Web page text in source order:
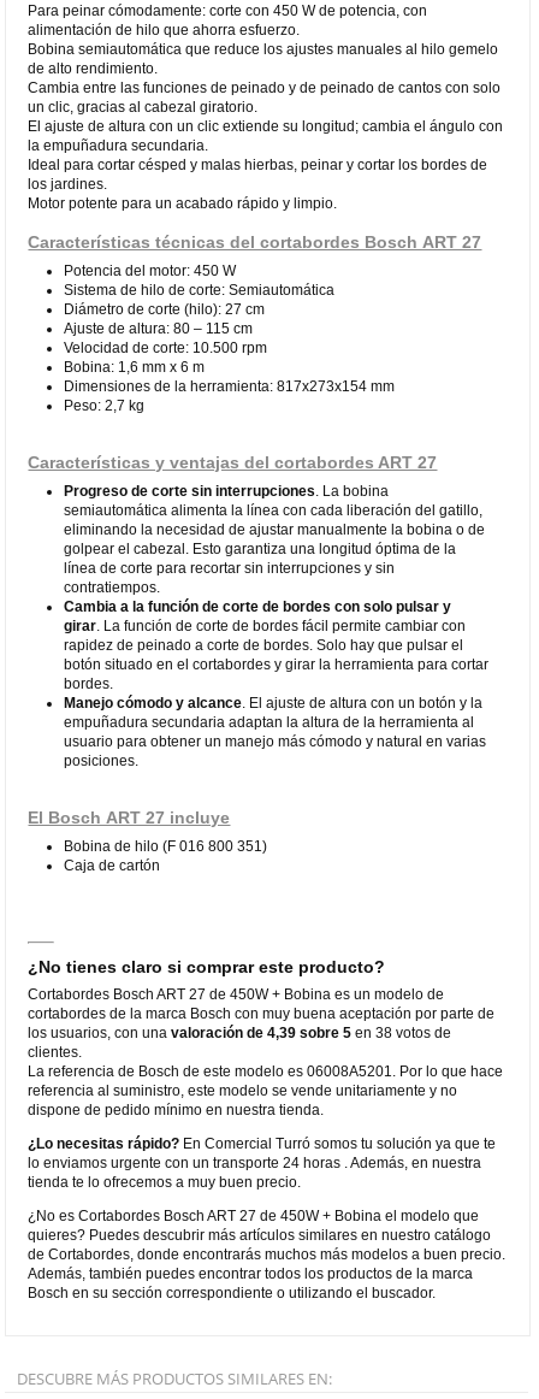
Para peinar cómodamente: corte con 450 W de potencia, con
alimentación de hilo que ahorra esfuerzo.
Bobina semiautomática que reduce los ajustes manuales al hilo gemelo
de alto rendimiento.
Cambia entre las funciones de peinado y de peinado de cantos con solo
un clic, gracias al cabezal giratorio.
El ajuste de altura con un clic extiende su longitud; cambia el ángulo con
la empuñadura secundaria.
Ideal para cortar césped y malas hierbas, peinar y cortar los bordes de
los jardines.
Motor potente para un acabado rápido y limpio.
Características técnicas del cortabordes Bosch ART 27
Potencia del motor: 450 W
Sistema de hilo de corte: Semiautomática
Diámetro de corte (hilo): 27 cm
Ajuste de altura: 80 – 115 cm
Velocidad de corte: 10.500 rpm
Bobina: 1,6 mm x 6 m
Dimensiones de la herramienta: 817x273x154 mm
Peso: 2,7 kg
Características y ventajas del cortabordes ART 27
Progreso de corte sin interrupciones . La bobina
semiautomática alimenta la línea con cada liberación del gatillo,
eliminando la necesidad de ajustar manualmente la bobina o de
golpear el cabezal. Esto garantiza una longitud óptima de la
línea de corte para recortar sin interrupciones y sin
contratiempos.
Cambia a la función de corte de bordes con solo pulsar y
girar . La función de corte de bordes fácil permite cambiar con
rapidez de peinado a corte de bordes. Solo hay que pulsar el
botón situado en el cortabordes y girar la herramienta para cortar
bordes.
Manejo cómodo y alcance . El ajuste de altura con un botón y la
empuñadura secundaria adaptan la altura de la herramienta al
usuario para obtener un manejo más cómodo y natural en varias
posiciones.
El Bosch ART 27 incluye
Bobina de hilo (F 016 800 351)
Caja de cartón
¿No tienes claro si comprar este producto?
Cortabordes Bosch ART 27 de 450W + Bobina es un modelo de
cortabordes de la marca Bosch con muy buena aceptación por parte de
los usuarios, con unavaloración de 4,39 sobre 5 en 38 votos de
clientes.
La referencia de Bosch de este modelo es 06008A5201. Por lo que hace
referencia al suministro, este modelo se vende unitariamente y no
dispone de pedido mínimo en nuestra tienda.
¿Lo necesitas rápido? En Comercial Turró somos tu solución ya que te
lo enviamos urgente con un transporte 24 horas . Además, en nuestra
tienda te lo ofrecemos a muy buen precio.
¿No es Cortabordes Bosch ART 27 de 450W + Bobina el modelo que
quieres? Puedes descubrir más artículos similares en nuestro catálogo
de Cortabordes, donde encontrarás muchos más modelos a buen precio.
Además, también puedes encontrar todos los productos de la marca
Bosch en su sección correspondiente o utilizando el buscador.
DESCUBRE MÁS PRODUCTOS SIMILARES EN: